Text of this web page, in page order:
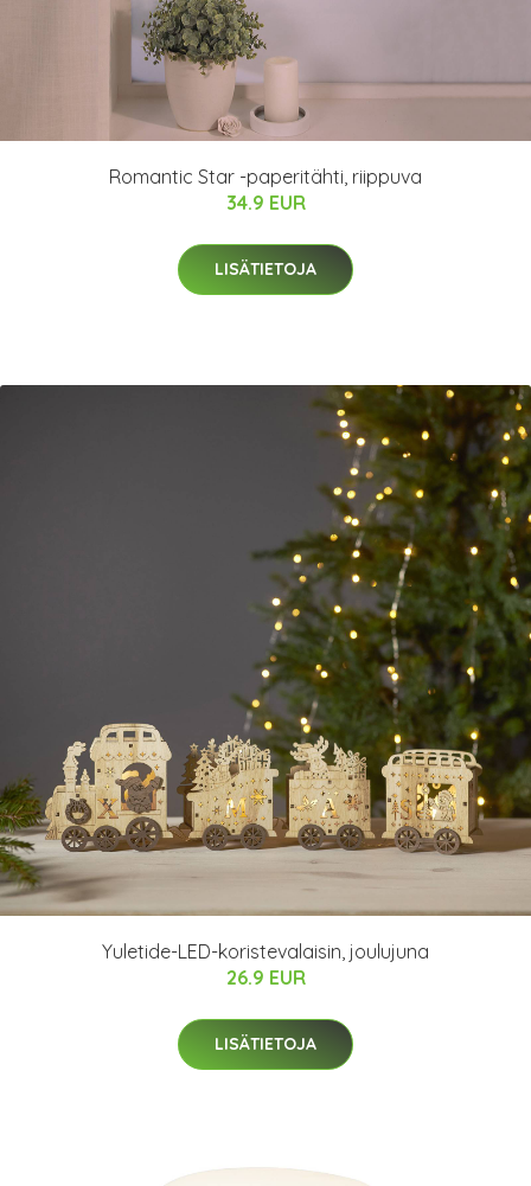
Romantic Star -paperitähti, riippuva
34.9 EUR
LISÄTIETOJA
Yuletide-LED-koristevalaisin, joulujuna
26.9 EUR
LISÄTIETOJA